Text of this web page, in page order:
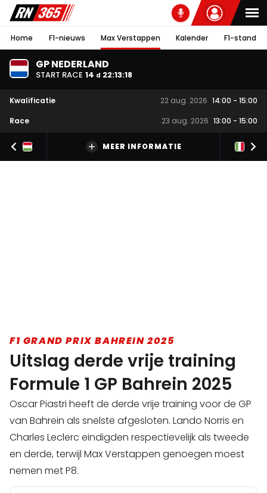
Home F1-nieuws Max Verstappen Kalender F1-stand
GP NEDERLAND
START RACE 14 d 22:13:17
Kwalificatie 22 aug. 2026 14:00 - 15:00
Race
23 aug. 2026 13:00 - 15:00
MEER INFORMATIE
F1 GRAND PRIX BAHREIN 2025
Uitslag derde vrije training
Formule 1 GP Bahrein 2025
Oscar Piastri heeft de derde vrije training voor de GP
van Bahrein als snelste afgesloten. Lando Norris en
Charles Leclerc eindigden respectievelijk als tweede
en derde, terwijl Max Verstappen genoegen moest
nemen met P8.